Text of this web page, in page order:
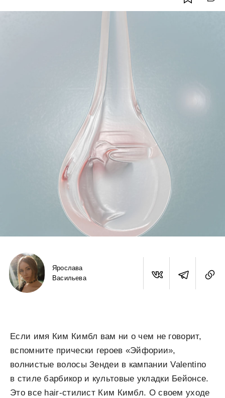
Ярослава
Васильева
Если имя Ким Кимбл вам ни о чем не говорит,
вспомните прически героев «Эйфории»,
волнистые волосы Зендеи в кампании Valentino
в стиле барбикор и культовые укладки Бейонсе.
Это все hair-стилист Ким Кимбл. О своем уходе